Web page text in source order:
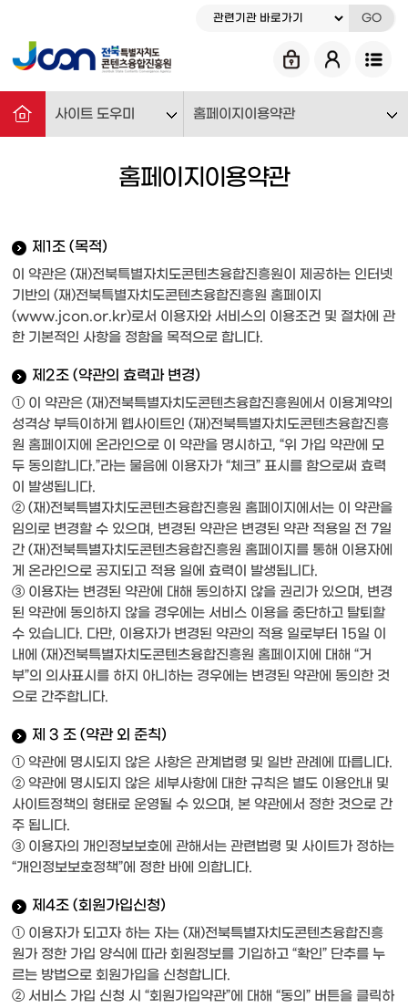
GO
사이트 도우미 홈페이지이용약관
홈페이지이용약관
제1조 (목적)
이 약관은 (재)전북특별자치도콘텐츠융합진흥원이 제공하는 인터넷
기반의 (재)전북특별자치도콘텐츠융합진흥원 홈페이지
(www.jcon.or.kr)로서 이용자와 서비스의 이용조건 및 절차에 관
한 기본적인 사항을 정함을 목적으로 합니다.
제2조 (약관의 효력과 변경)
① 이 약관은 (재)전북특별자치도콘텐츠융합진흥원에서 이용계약의
성격상 부득이하게 웹사이트인 (재)전북특별자치도콘텐츠융합진흥
원 홈페이지에 온라인으로 이 약관을 명시하고, “위 가입 약관에 모
두 동의합니다.”라는 물음에 이용자가 “체크” 표시를 함으로써 효력
이 발생됩니다.
② (재)전북특별자치도콘텐츠융합진흥원 홈페이지에서는 이 약관을
임의로 변경할 수 있으며, 변경된 약관은 변경된 약관 적용일 전 7일
간 (재)전북특별자치도콘텐츠융합진흥원 홈페이지를 통해 이용자에
게 온라인으로 공지되고 적용 일에 효력이 발생됩니다.
③ 이용자는 변경된 약관에 대해 동의하지 않을 권리가 있으며, 변경
된 약관에 동의하지 않을 경우에는 서비스 이용을 중단하고 탈퇴할
수 있습니다. 다만, 이용자가 변경된 약관의 적용 일로부터 15일 이
내에 (재)전북특별자치도콘텐츠융합진흥원 홈페이지에 대해 “거
부”의 의사표시를 하지 아니하는 경우에는 변경된 약관에 동의한 것
으로 간주합니다.
제 3 조 (약관 외 준칙)
① 약관에 명시되지 않은 사항은 관계법령 및 일반 관례에 따릅니다.
② 약관에 명시되지 않은 세부사항에 대한 규칙은 별도 이용안내 및
사이트정책의 형태로 운영될 수 있으며, 본 약관에서 정한 것으로 간
주 됩니다.
③ 이용자의 개인정보보호에 관해서는 관련법령 및 사이트가 정하는
“개인정보보호정책”에 정한 바에 의합니다.
제4조 (회원가입신청)
① 이용자가 되고자 하는 자는 (재)전북특별자치도콘텐츠융합진흥
원가 정한 가입 양식에 따라 회원정보를 기입하고 “확인” 단추를 누
르는 방법으로 회원가입을 신청합니다.
② 서비스 가입 신청 시 “회원가입약관”에 대해 “동의” 버튼을 클릭하